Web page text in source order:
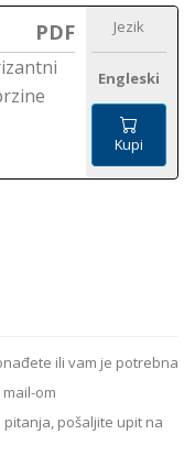
PDF Jezik
Engleski
Kupi
ili vam je potrebna
om
pošaljite upit na